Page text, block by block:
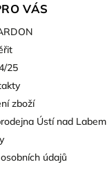
VÁS
25
zboží
Ústí nad Labem
údajů